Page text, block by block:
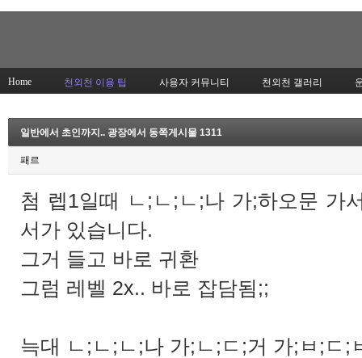
Home 천외천 이용 팁 사용자 커뮤니티 천외천 갤러리
일반에서 초인까지.. 광장에서 동쪽게시물 1311
패르
첨 렙1일때 ㄴ;ㄴ;ㄴ;나 가;하오문 가
서가 있습니다.
그거 들고 바로 귀환
그럼 레벨 2x.. 바로 잡담됨;;
늑대 ㄴ;ㄴ;ㄴ;나 가;ㄴ;ㄷ;거 가;ㅂ;ㄷ;